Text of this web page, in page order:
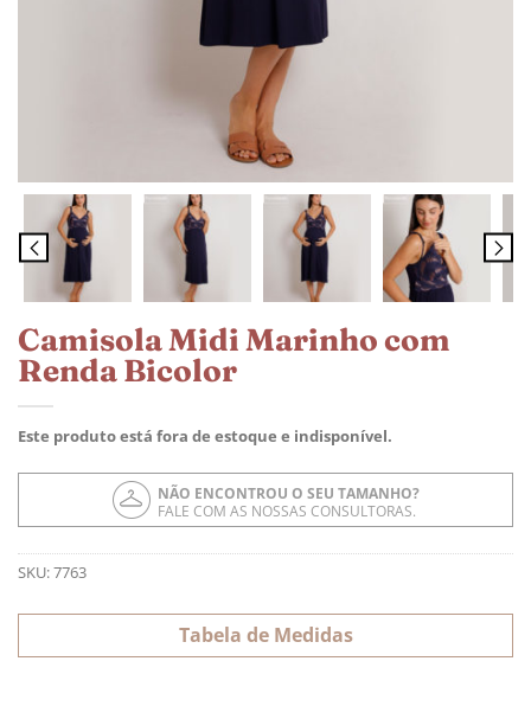
Camisola Midi Marinho com
Renda Bicolor
Este produto está fora de estoque e indisponível.
NÃO ENCONTROU O SEU TAMANHO?
FALE COM AS NOSSAS CONSULTORAS.
SKU:7763
Tabela de Medidas